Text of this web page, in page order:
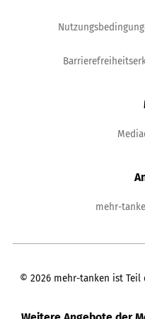
mehr-
© 2026 mehr-tanken ist Teil